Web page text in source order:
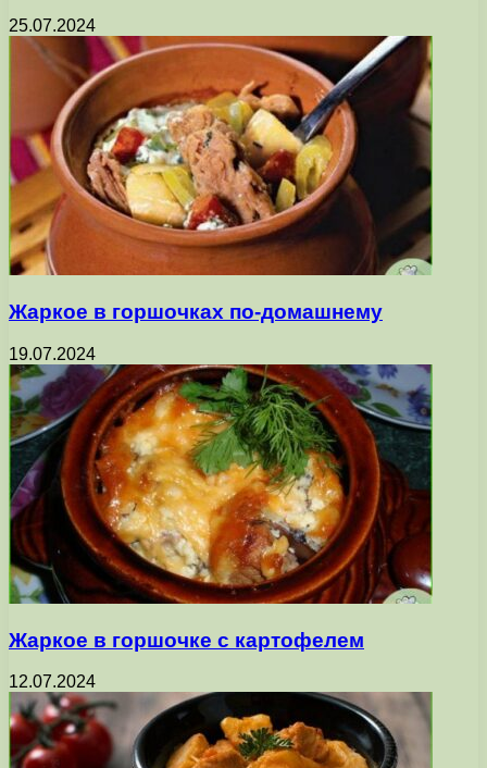
25.07.2024
Жаркое в горшочках по-домашнему
19.07.2024
Жаркое в горшочке с картофелем
12.07.2024